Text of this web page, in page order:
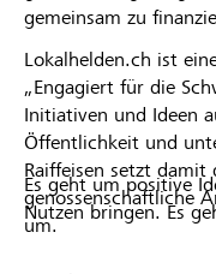
gemeinsam zu
Lokalhelden.ch ist
„Engagiert für die
Initiativen und Ideen
Öffentlichkeit und
Raiffeisen setzt damit
genossenschaftliche
um.
Es geht um positive
Nutzen bringen. Es